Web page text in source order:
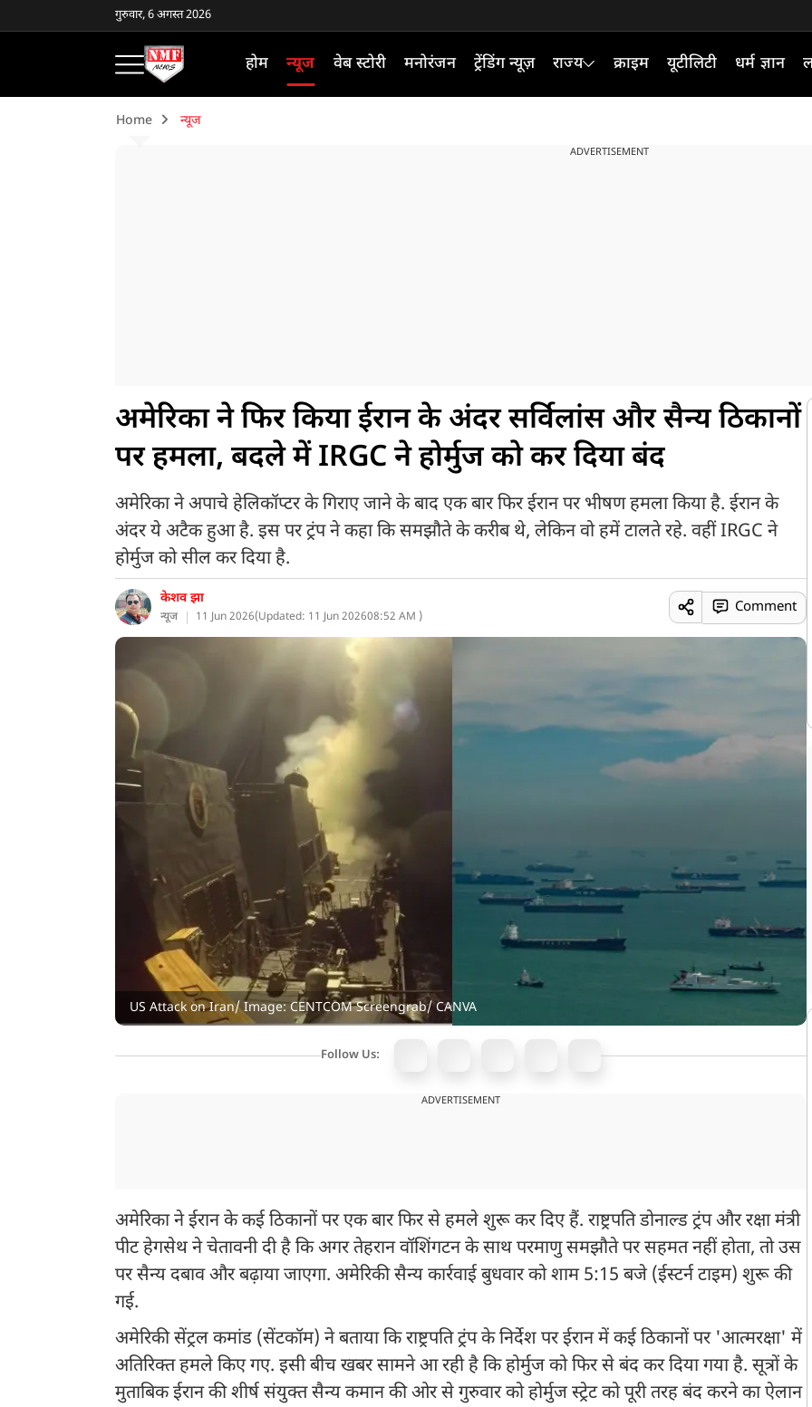
गुरुवार, 6 अगस्त 2026
होम न्यूज वेब स्टोरी मनोरंजन ट्रेंडिंग न्यूज़ राज्य क्राइम यूटीलिटी धर्म ज्ञान
Home न्यूज
ADVERTISEMENT
अमेरिका ने फिर किया ईरान के अंदर सर्विलांस और सैन्य ठिकानों
पर हमला, बदले में IRGC ने होर्मुज को कर दिया बंद
अमेरिका ने अपाचे हेलिकॉप्टर के गिराए जाने के बाद एक बार फिर ईरान पर भीषण हमला किया है. ईरान के
अंदर ये अटैक हुआ है. इस पर ट्रंप ने कहा कि समझौते के करीब थे, लेक‍िन वो हमें टालते रहे. वहीं IRGC ने
होर्मुज को सील कर दिया है.
केशव झा
न्यूज 11 Jun 2026(Updated: 11 Jun 202608:52 AM )
Comment
US Attack on Iran/ Image: CENTCOM Screengrab/ CANVA
Follow Us:
ADVERTISEMENT
अमेरिका ने ईरान के कई ठिकानों पर एक बार फिर से हमले शुरू कर द‍िए हैं. राष्ट्रपति डोनाल्ड ट्रंप और रक्षा मंत्री
पीट हेगसेथ ने चेतावनी दी है कि अगर तेहरान वॉशिंगटन के साथ परमाणु समझौते पर सहमत नहीं होता, तो उस
पर सैन्य दबाव और बढ़ाया जाएगा. अमेर‍िकी सैन्य कार्रवाई बुधवार को शाम 5:15 बजे (ईस्टर्न टाइम) शुरू की
गई.
अमेरिकी सेंट्रल कमांड (सेंटकॉम) ने बताया कि राष्ट्रपति ट्रंप के निर्देश पर ईरान में कई ठिकानों पर 'आत्मरक्षा' में
अतिरिक्त हमले किए गए. इसी बीच खबर सामने आ रही है कि होर्मुज को फिर से बंद कर दिया गया है. सूत्रों के
मुताबिक ईरान की शीर्ष संयुक्त सैन्य कमान की ओर से गुरुवार को होर्मुज स्ट्रेट को पूरी तरह बंद करने का ऐलान